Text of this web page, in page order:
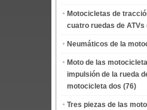
Motocicletas de
cuatro ruedas de ATVs
Neumáticos de la
Moto de las
impulsión de la rueda
motocicleta dos (76)
Tres piezas de las